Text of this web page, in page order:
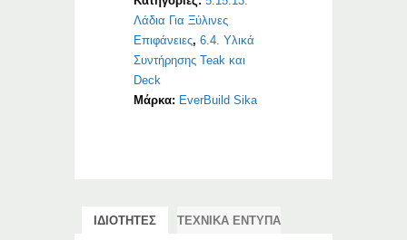
Λάδια Για Ξύλινες
Επιφάνειες,6.4. Υλικά
Συντήρησης Teak και
Deck
Μάρκα: EverBuild Sika
ΙΔΙΟΤΗΤΕΣ ΤΕΧΝΙΚΑ ΕΝΤΥΠΑ